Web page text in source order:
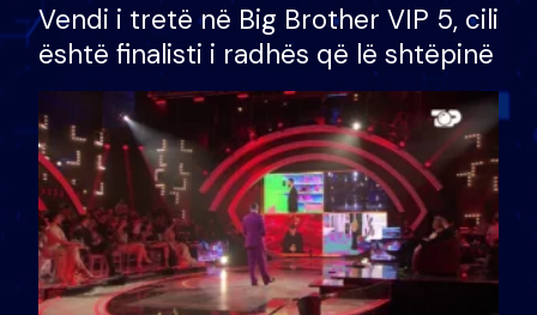
Vendi i tretë në Big Brother VIP 5, cili
është finalisti i radhës që lë shtëpinë